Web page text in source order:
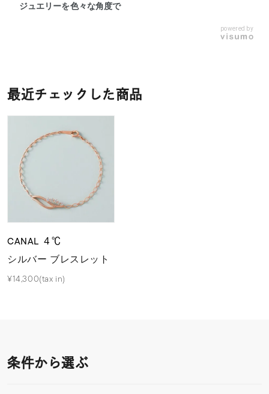
ジュエリーを色々な角度で
powered by
最近チェックした商品
CANAL ４℃
シルバー ブレスレット
¥14,300(tax in)
条件から選ぶ